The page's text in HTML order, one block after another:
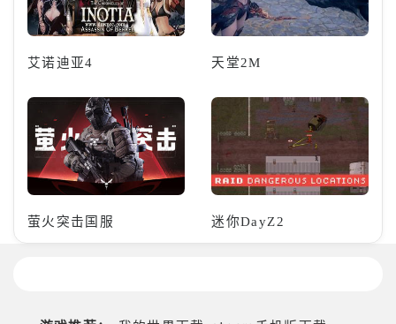
艾诺迪亚4 天堂2M
萤火突击国服 迷你DayZ2